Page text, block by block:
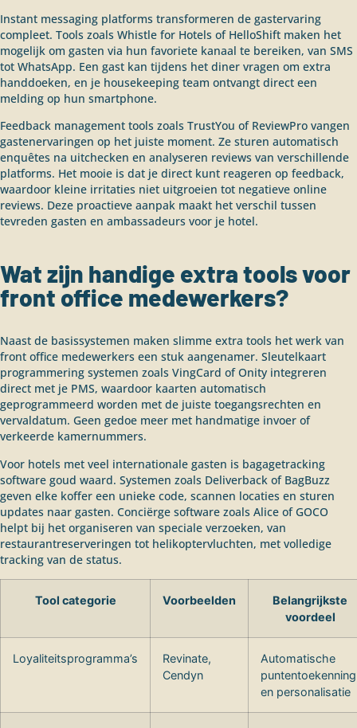
Instant messaging platforms transformeren de gastervaring
compleet. Tools zoals Whistle for Hotels of HelloShift maken het
mogelijk om gasten via hun favoriete kanaal te bereiken, van SMS
tot WhatsApp. Een gast kan tijdens het diner vragen om extra
handdoeken, en je housekeeping team ontvangt direct een
melding op hun smartphone.
Feedback management tools zoals TrustYou of ReviewPro vangen
gastenervaringen op het juiste moment. Ze sturen automatisch
enquêtes na uitchecken en analyseren reviews van verschillende
platforms. Het mooie is dat je direct kunt reageren op feedback,
waardoor kleine irritaties niet uitgroeien tot negatieve online
reviews. Deze proactieve aanpak maakt het verschil tussen
tevreden gasten en ambassadeurs voor je hotel.
Wat zijn handige extra tools voor
front office medewerkers?
Naast de basissystemen maken slimme extra tools het werk van
front office medewerkers een stuk aangenamer. Sleutelkaart
programmering systemen zoals VingCard of Onity integreren
direct met je PMS, waardoor kaarten automatisch
geprogrammeerd worden met de juiste toegangsrechten en
vervaldatum. Geen gedoe meer met handmatige invoer of
verkeerde kamernummers.
Voor hotels met veel internationale gasten is bagagetracking
software goud waard. Systemen zoals Deliverback of BagBuzz
geven elke koffer een unieke code, scannen locaties en sturen
updates naar gasten. Conciërge software zoals Alice of GOCO
helpt bij het organiseren van speciale verzoeken, van
restaurantreserveringen tot helikoptervluchten, met volledige
tracking van de status.
Tool categorie Voorbeelden
Belangrijkste
voordeel
Loyaliteitsprogramma’s
Revinate,
Cendyn
Automatische
puntentoekenning
en personalisatie